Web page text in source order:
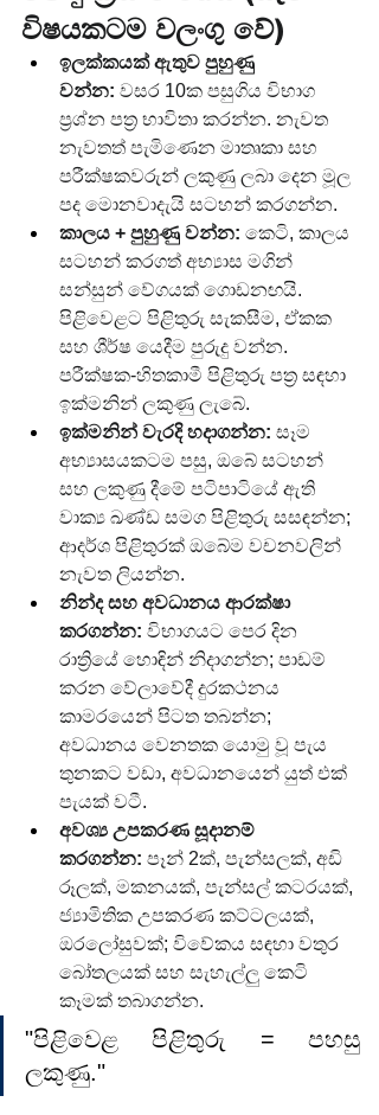
විෂයකටම වලංගු වේ)
ඉලක්කයක් ඇතුව පුහුණු
වන්න: වසර 10ක පසුගිය විභාග
ප්‍රශ්න පත්‍ර භාවිතා කරන්න. නැවත
නැවතත් පැමිණෙන මාතෘකා සහ
පරීක්ෂකවරුන් ලකුණු ලබා දෙන මූල
පද මොනවාදැයි සටහන් කරගන්න.
කාලය + පුහුණු වන්න: කෙටි, කාලය
සටහන් කරගත් අභ්‍යාස මගින්
සන්සුන් වේගයක් ගොඩනඟයි.
පිළිවෙළට පිළිතුරු සැකසීම, ඒකක
සහ ශීර්ෂ යෙදීම පුරුදු වන්න.
පරීක්ෂක-හිතකාමී පිළිතුරු පත්‍ර සඳහා
ඉක්මනින් ලකුණු ලැබේ.
ඉක්මනින් වැරදි හදාගන්න: සෑම
අභ්‍යාසයකටම පසු, ඔබේ සටහන්
සහ ලකුණු දීමේ පටිපාටියේ ඇති
වාක්‍ය ඛණ්ඩ සමග පිළිතුරු සසඳන්න;
ආදර්ශ පිළිතුරක් ඔබේම වචනවලින්
නැවත ලියන්න.
නින්ද සහ අවධානය ආරක්ෂා
කරගන්න: විභාගයට පෙර දින
රාත්‍රියේ හොඳින් නිදාගන්න; පාඩම්
කරන වේලාවේදී දුරකථනය
කාමරයෙන් පිටත තබන්න;
අවධානය වෙනතක යොමු වූ පැය
තුනකට වඩා, අවධානයෙන් යුත් එක්
පැයක් වටී.
අවශ්‍ය උපකරණ සූදානම්
කරගන්න: පෑන් 2ක්, පැන්සලක්, අඩි
රූලක්, මකනයක්, පැන්සල් කටරයක්,
ජ්‍යාමිතික උපකරණ කට්ටලයක්,
ඔරලෝසුවක්; විවේකය සඳහා වතුර
බෝතලයක් සහ සැහැල්ලු කෙටි
කෑමක් තබාගන්න.
"පිළිවෙළ පිළිතුරු = පහසු
ලකුණු."